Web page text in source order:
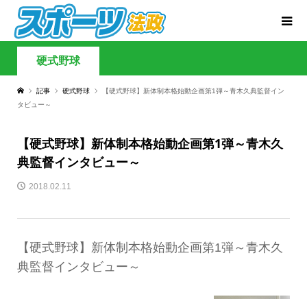
硬式野球
記事 硬式野球
【硬式野球】新体制本格始動企画第1弾～青木久典監督イン
タビュー～
【硬式野球】新体制本格始動企画第1弾～青木久
典監督インタビュー～
2018.02.11
【硬式野球】新体制本格始動企画第1弾～青木久
典監督インタビュー～